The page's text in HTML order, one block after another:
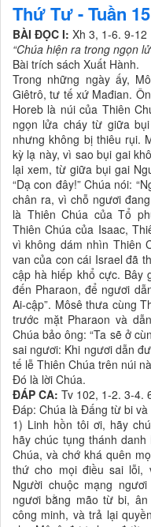
Thứ Tư - Tuần
BÀI ĐỌC I: Xh 3, 1-6. 9-12
“Chúa hiện ra trong ngọn
Bài trích sách Xuất Hành.
Trong những ngày ấy,
Giêtrô, tư tế xứ Mađian.
Horeb là núi của Thiên
ngọn lửa cháy từ giữa
nhưng không bị thiêu rụi.
kỳ lạ này, vì sao bụi gai
lại xem, từ giữa bụi gai
“Dạ con đây!” Chúa nói:
chân ra, vì chỗ ngươi
là Thiên Chúa của Tổ
Thiên Chúa của Isaac,
vì không dám nhìn Thiên
van của con cái Israel đã
cập hà hiếp khổ cực. Bây
đến Pharaon, để ngươi
Ai-cập”. Môsê thưa cùng
trước mặt Pharaon và
Chúa bảo ông: “Ta sẽ ở
sai ngươi: Khi ngươi dẫn
tế lễ Thiên Chúa trên núi
Đó là lời Chúa.
ĐÁP CA: Tv 102, 1-2. 3-4.
Đáp: Chúa là Đấng từ bi
1) Linh hồn tôi ơi, hãy
hãy chúc tụng thánh
Chúa, và chớ khá quên
thứ cho mọi điều sai lỗi,
Người chuộc mạng
ngươi bằng mão từ bi,
công minh, và trả lại